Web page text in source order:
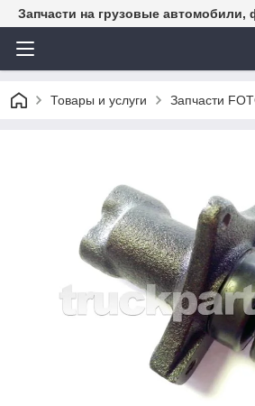
Запчасти на грузовые автомобили,
Товары и услуги Запчасти